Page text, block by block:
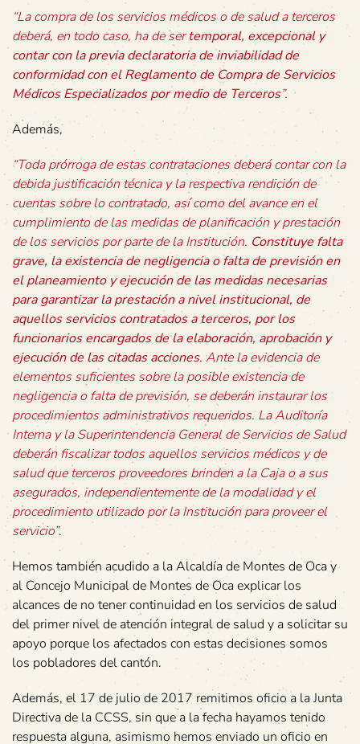
“La compra de los servicios médicos o de salud a terceros
deberá, en todo caso, ha de sertemporal, excepcional y
contar con la previa declaratoria de inviabilidad de
conformidad con el Reglamento de Compra de Servicios
Médicos Especializados por medio de Terceros”.
Además,
“Toda prórroga de estas contrataciones deberá contar con la
debida justificación técnica y la respectiva rendición de
cuentas sobre lo contratado, así como del avance en el
cumplimiento de las medidas de planificación y prestación
de los servicios por parte de la Institución. Constituye falta
grave, la existencia de negligencia o falta de previsión en
el planeamiento y ejecución de las medidas necesarias
para garantizar la prestación a nivel institucional, de
aquellos servicios contratados a terceros, por los
funcionarios encargados de la elaboración, aprobación y
ejecución de las citadas acciones. Ante la evidencia de
elementos suficientes sobre la posible existencia de
negligencia o falta de previsión, se deberán instaurar los
procedimientos administrativos requeridos. La Auditoría
Interna y la Superintendencia General de Servicios de Salud
deberán fiscalizar todos aquellos servicios médicos y de
salud que terceros proveedores brinden a la Caja o a sus
asegurados, independientemente de la modalidad y el
procedimiento utilizado por la Institución para proveer el
servicio”.
Hemos también acudido a la Alcaldía de Montes de Oca y
al Concejo Municipal de Montes de Oca explicar los
alcances de no tener continuidad en los servicios de salud
del primer nivel de atención integral de salud y a solicitar su
apoyo porque los afectados con estas decisiones somos
los pobladores del cantón.
Además, el 17 de julio de 2017 remitimos oficio a la Junta
Directiva de la CCSS, sin que a la fecha hayamos tenido
respuesta alguna, asimismo hemos enviado un oficio en